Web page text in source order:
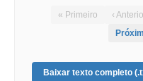
« Primeiro ‹
Baixar texto completo